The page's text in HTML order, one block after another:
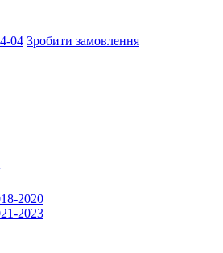
04 Зробити замовлення
2020
2023